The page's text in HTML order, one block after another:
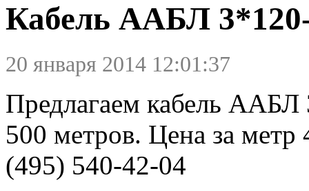
Кабель ААБЛ
20 января 2014 12:01:37
Предлагаем кабель
500 метров. Цена за
(495) 540-42-04